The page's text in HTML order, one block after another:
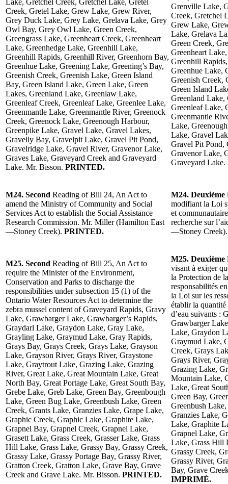
Creek, Gretel Lake, Grew Lake, Grew River,
Grey Duck Lake, Grey Lake, Grelava Lake, Grey
Owl Bay, Grey Owl Lake, Green Creek,
Greengrass Lake, Greenheart Creek, Greenheart
Lake, Greenhedge Lake, Greenhill Lake,
Greenhill Rapids, Greenhill River, Greenhorn Bay,
Greenhue Lake, Greening Lake, Greening’s Bay,
Greenish Creek, Greenish Lake, Green Island
Bay, Green Island Lake, Green Lake, Green
Lakes, Greenland Lake, Greenlaw Lake,
Greenleaf Creek, Greenleaf Lake, Greenlee Lake,
Greenmantle Lake, Greenmantle River, Greenock
Creek, Greenock Lake, Greenough Harbour,
Greenpike Lake, Gravel Lake, Gravel Lakes,
Gravelly Bay, Gravelpit Lake, Gravel Pit Pond,
Gravelridge Lake, Gravel River, Gravenor Lake,
Graves Lake, Graveyard Creek and Graveyard
Lake. Mr. Bisson. PRINTED.
Grenville Lake,
Creek, Gretchel
Grew Lake,
Lake, Grelava
Green Creek,
Greenheart
Greenhill
Greenhue Lake,
Greenish Creek,
Green Island
Greenland Lake,
Greenleaf Lake,
Greenmantle
Lake,
Lake, Gravel
Gravel Pit Pond,
Gravenor Lake,
Graveyard
M24. Second Reading of Bill 24, An Act to
amend the Ministry of Community and Social
Services Act to establish the Social Assistance
Research Commission. Mr. Miller (Hamilton East
—Stoney Creek). PRINTED.
M24. Deuxième
modifiant la Loi
et
recherche sur
—Stoney
M25. Second Reading of Bill 25, An Act to
require the Minister of the Environment,
Conservation and Parks to discharge the
responsibilities under subsection 15 (1) of the
Ontario Water Resources Act to determine the
zebra mussel content of Graveyard Rapids, Gravy
Lake, Grawbarger Lake, Grawbarger’s Rapids,
Graydarl Lake, Graydon Lake, Gray Lake,
Grayling Lake, Graymud Lake, Gray Rapids,
Grays Bay, Grays Creek, Grays Lake, Grayson
Lake, Grayson River, Grays River, Graystone
Lake, Graytrout Lake, Grazing Lake, Grazing
River, Great Lake, Great Mountain Lake, Great
North Bay, Great Portage Lake, Great South Bay,
Grebe Lake, Greb Lake, Green Bay, Greenbough
Lake, Green Bug Lake, Greenbush Lake, Green
Creek, Grants Lake, Granzies Lake, Grape Lake,
Graphic Creek, Graphic Lake, Graphite Lake,
Grapnel Bay, Grapnel Creek, Grapnel Lake,
Grasett Lake, Grass Creek, Grasser Lake, Grass
Hill Lake, Grass Lake, Grassy Bay, Grassy Creek,
Grassy Lake, Grassy Portage Bay, Grassy River,
Gratton Creek, Gratton Lake, Grave Bay, Grave
Creek and Grave Lake. Mr. Bisson. PRINTED.
M25. Deuxième
visant à exiger
la Protection de
responsabilités
la Loi sur les
établir la quantité
d’eau suivants :
Grawbarger
Lake, Graydon
Graymud Lake,
Creek, Grays
Grays River,
Grazing Lake,
Mountain Lake,
Lake, Great
Green Bay,
Greenbush
Granzies Lake,
Lake, Graphite
Grapnel Lake,
Lake, Grass Hill
Grassy Creek,
Grassy River,
Bay, Grave
IMPRIMÉ.